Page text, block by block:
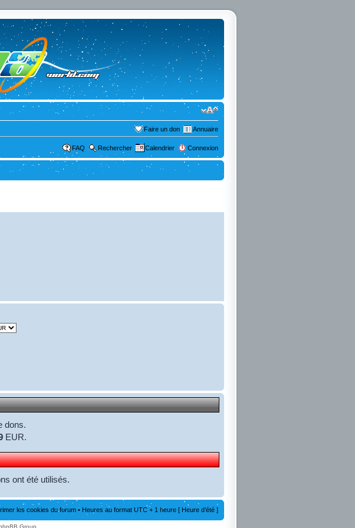
Faire un don Annuaire
FAQ Rechercher Calendrier Connexion
dons.
EUR.
ont été utilisés.
les cookies du forum • Heures au format UTC + 1 heure [ Heure d’été ]
Group